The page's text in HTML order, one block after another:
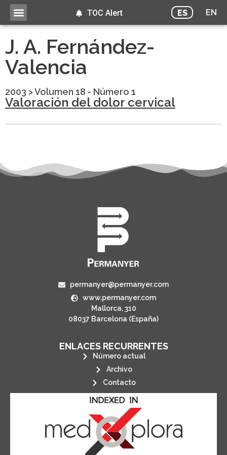
ES EN
TOC Alert
J. A. Fernández-
Valencia
2003 >Volumen 18 - Número 1
Valoración del dolor cervical
permanyer@permanyer.com
www.permanyer.com
Mallorca, 310
08037 Barcelona (España)
ENLACES RECURRENTES
Número actual
Archivo
Contacto